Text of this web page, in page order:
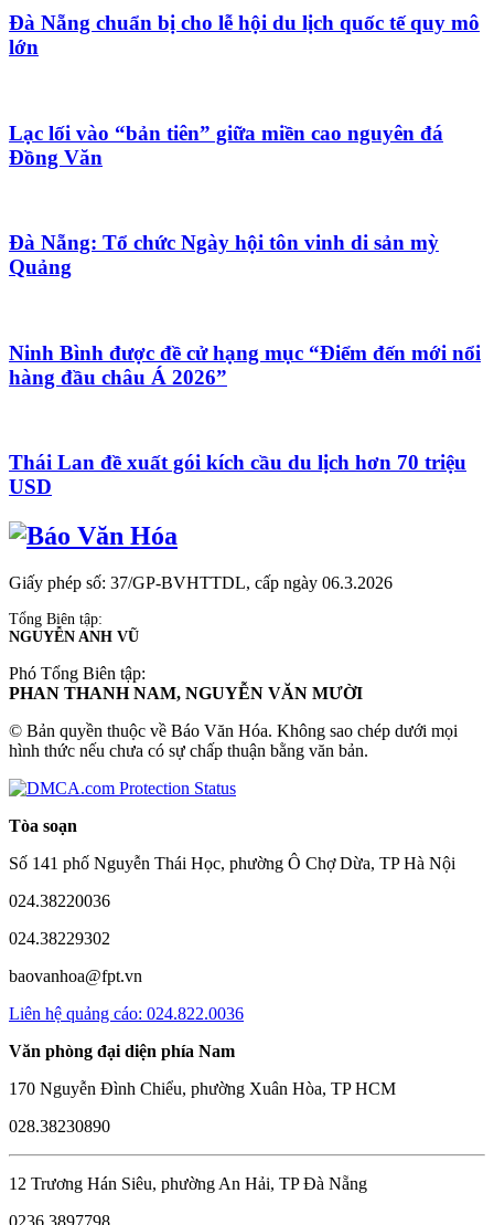
Đà Nẵng chuẩn bị cho lễ hội du lịch quốc tế quy mô
lớn
Lạc lối vào “bản tiên” giữa miền cao nguyên đá
Đồng Văn
Đà Nẵng: Tổ chức Ngày hội tôn vinh di sản mỳ
Quảng
Ninh Bình được đề cử hạng mục “Điểm đến mới nổi
hàng đầu châu Á 2026”
Thái Lan đề xuất gói kích cầu du lịch hơn 70 triệu
USD
Giấy phép số: 37/GP-BVHTTDL, cấp ngày 06.3.2026
Tổng Biên tập:
NGUYỄN ANH VŨ
Phó Tổng Biên tập:
PHAN THANH NAM, NGUYỄN VĂN MƯỜI
© Bản quyền thuộc về Báo Văn Hóa. Không sao chép dưới mọi
hình thức nếu chưa có sự chấp thuận bằng văn bản.
Tòa soạn
Số 141 phố Nguyễn Thái Học, phường Ô Chợ Dừa, TP Hà Nội
024.38220036
024.38229302
baovanhoa@fpt.vn
Liên hệ quảng cáo: 024.822.0036
Văn phòng đại diện phía Nam
170 Nguyễn Đình Chiểu, phường Xuân Hòa, TP HCM
028.38230890
12 Trương Hán Siêu, phường An Hải, TP Đà Nẵng
0236.3897798